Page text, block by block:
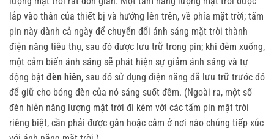
lắp vào thân của thiết bị và hướng lên trên, về phía mặt trời; tấm
pin này dành cả ngày để chuyển đổi ánh sáng mặt trời thành
điện năng tiêu thụ, sau đó được lưu trữ trong pin; khi đêm xuống,
một cảm biến ánh sáng sẽ phát hiện sự giảm ánh sáng và tự
động bật đèn hiên, sau đó sử dụng điện năng đã lưu trữ trước đó
để giữ cho bóng đèn của nó sáng suốt đêm. (Ngoài ra, một số
đèn hiên năng lượng mặt trời đi kèm với các tấm pin mặt trời
riêng biệt, cần phải được gắn hoặc cắm ở nơi nào chúng tiếp xúc